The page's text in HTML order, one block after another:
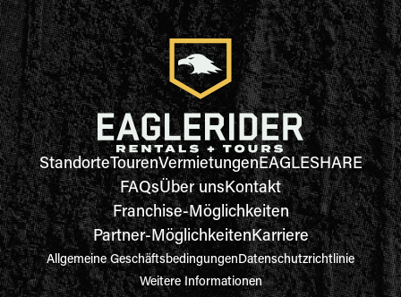
StandorteTourenVermietungenEAGLESHARE
FAQsÜber unsKontakt
Franchise-Möglichkeiten
Partner-MöglichkeitenKarriere
Allgemeine GeschäftsbedingungenDatenschutzrichtlinie
Weitere Informationen